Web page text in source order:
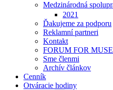
Medzinárodná
2021
Ďakujeme za podporu
Reklamní partneri
Kontakt
FORUM FOR
Sme členmi
Archív článkov
Cenník
Otváracie hodiny